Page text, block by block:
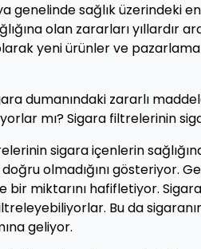
genelinde sağlık üzerindeki
olan zararları yıllardır
yeni ürünler ve
dumanındaki zararlı
mı? Sigara filtrelerinin
sigara içenlerin
olmadığını gösteriyor.
bir miktarını hafifletiyor.
Bu da
geliyor.